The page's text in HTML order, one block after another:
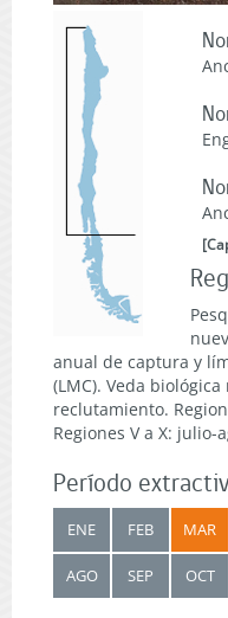
[
anual de captura y
(LMC). Veda
reclutamiento.
Regiones V a X:
Período
ENE FEB MAR
AGO SEP OCT